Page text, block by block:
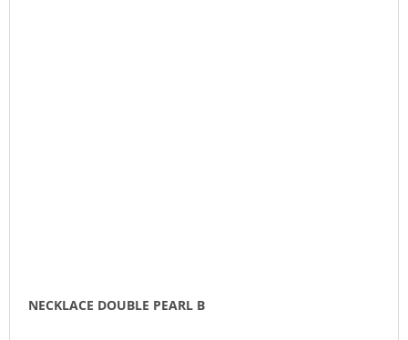
NECKLACE DOUBLE PEARL B